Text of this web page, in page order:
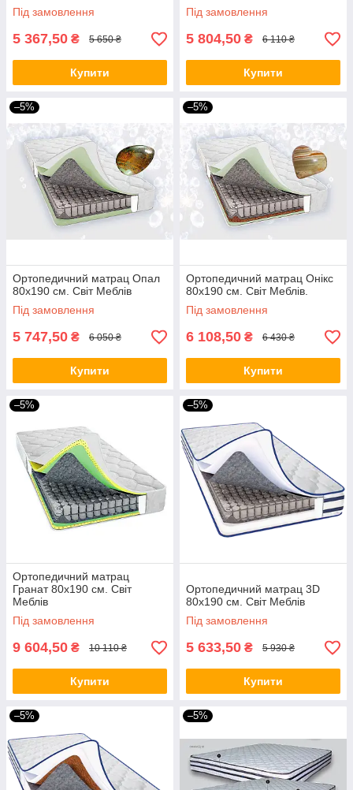
Під замовлення
5 367,50 ₴ 5 650 ₴
Купити
Під замовлення
5 804,50 ₴ 6 110 ₴
Купити
–5%
Ортопедичний матрац Опал
80х190 см. Світ Меблів
Під замовлення
5 747,50 ₴ 6 050 ₴
Купити
–5%
Ортопедичний матрац Онікс
80х190 см. Світ Меблів.
Під замовлення
6 108,50 ₴ 6 430 ₴
Купити
–5%
Ортопедичний матрац
Гранат 80х190 см. Світ
Меблів
Під замовлення
9 604,50 ₴ 10 110 ₴
Купити
–5%
Ортопедичний матрац 3D
80х190 см. Світ Меблів
Під замовлення
5 633,50 ₴ 5 930 ₴
Купити
–5% –5%